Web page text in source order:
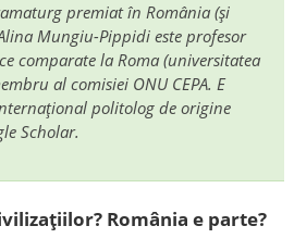
premiat în România (și
Mungiu-Pippidi este profesor
comparate la Roma (universitatea
al comisiei ONU CEPA. E
politolog de origine
Scholar.
România e parte?